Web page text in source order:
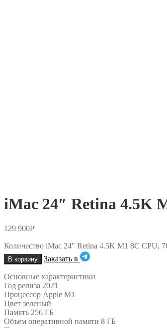
iMac 24″ Retina 4.5K
129 900Р
Количество iMac 24" Retina 4.5K M1 8C CPU,
В корзину Заказать в
Основные характеристики
Год релиза 2021
Процессор Apple M1
Цвет зеленый
Память 256 ГБ
Объем оперативной памяти 8 ГБ